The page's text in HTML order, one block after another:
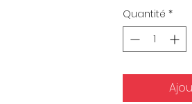
Quantité *